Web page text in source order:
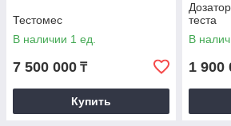
Тестомес
В наличии 1 ед.
7 500 000 ₸
Купить
теста
В
1 900